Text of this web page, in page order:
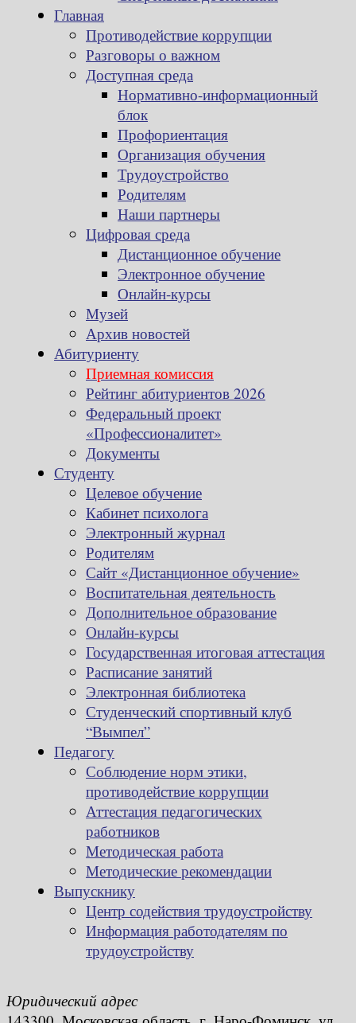
Главная
Противодействие коррупции
Разговоры о важном
Доступная среда
Нормативно-информационный
блок
Профориентация
Организация обучения
Трудоустройство
Родителям
Наши партнеры
Цифровая среда
Дистанционное обучение
Электронное обучение
Онлайн-курсы
Музей
Архив новостей
Абитуриенту
Приемная комиссия
Рейтинг абитуриентов 2026
Федеральный проект
«Профессионалитет»
Документы
Студенту
Целевое обучение
Кабинет психолога
Электронный журнал
Родителям
Сайт «Дистанционное обучение»
Воспитательная деятельность
Дополнительное образование
Онлайн-курсы
Государственная итоговая аттестация
Расписание занятий
Электронная библиотека
Студенческий спортивный клуб
“Вымпел”
Педагогу
Соблюдение норм этики,
противодействие коррупции
Аттестация педагогических
работников
Методическая работа
Методические рекомендации
Выпускнику
Центр содействия трудоустройству
Информация работодателям по
трудоустройству
Юридический адрес